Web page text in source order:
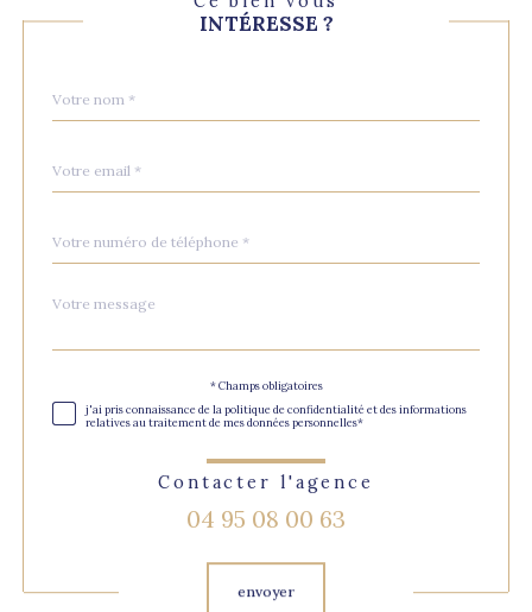
INTÉRESSE ?
par
*
*
*
Fieldset
Message
*
* Champs obligatoires
j'ai pris connaissance de la politique de confidentialité et des informations
relatives au traitement de mes données personnelles*
Contacter l'agence
04 95 08 00 63
envoyer